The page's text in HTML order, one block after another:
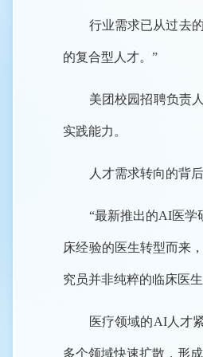
行业需求已从过去
的复合型人才。”
美团校园招聘负责
实践能力。
人才需求转向的背
“最新推出的AI医学
床经验的医生转型而来
究员并非纯粹的临床医
医疗领域的AI人才
多个领域快速扩散，形